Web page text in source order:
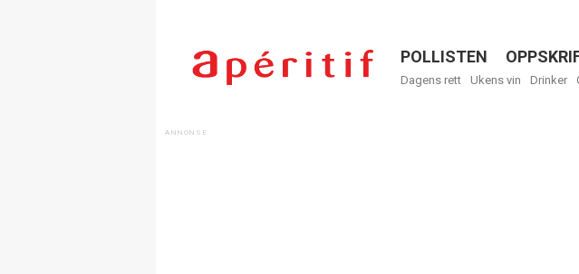
Menu
POLLISTEN
Dagens rett Ukens vin Drinker